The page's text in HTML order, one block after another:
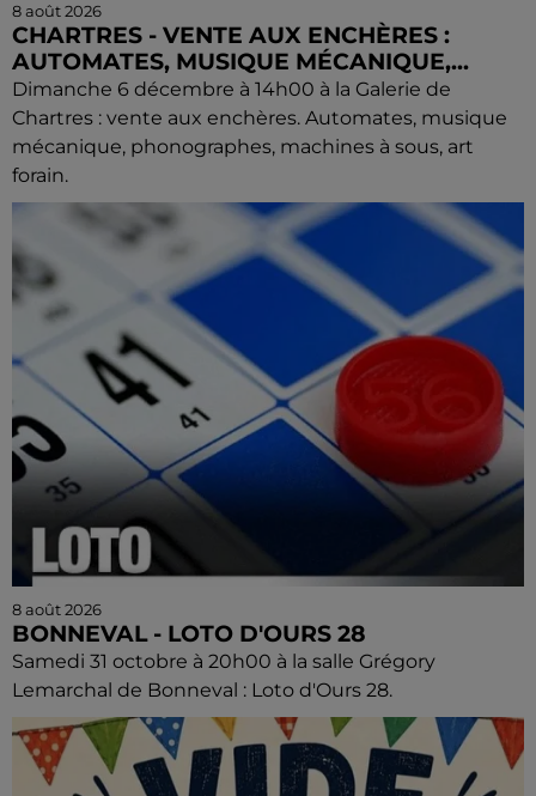
8 août 2026
CHARTRES - VENTE AUX ENCHÈRES :
AUTOMATES, MUSIQUE MÉCANIQUE,...
Dimanche 6 décembre à 14h00 à la Galerie de
Chartres : vente aux enchères. Automates, musique
mécanique, phonographes, machines à sous, art
forain.
8 août 2026
BONNEVAL - LOTO D'OURS 28
Samedi 31 octobre à 20h00 à la salle Grégory
Lemarchal de Bonneval : Loto d'Ours 28.